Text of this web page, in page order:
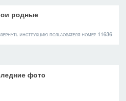
родные
инструкцию пользователя номер 11636
фото